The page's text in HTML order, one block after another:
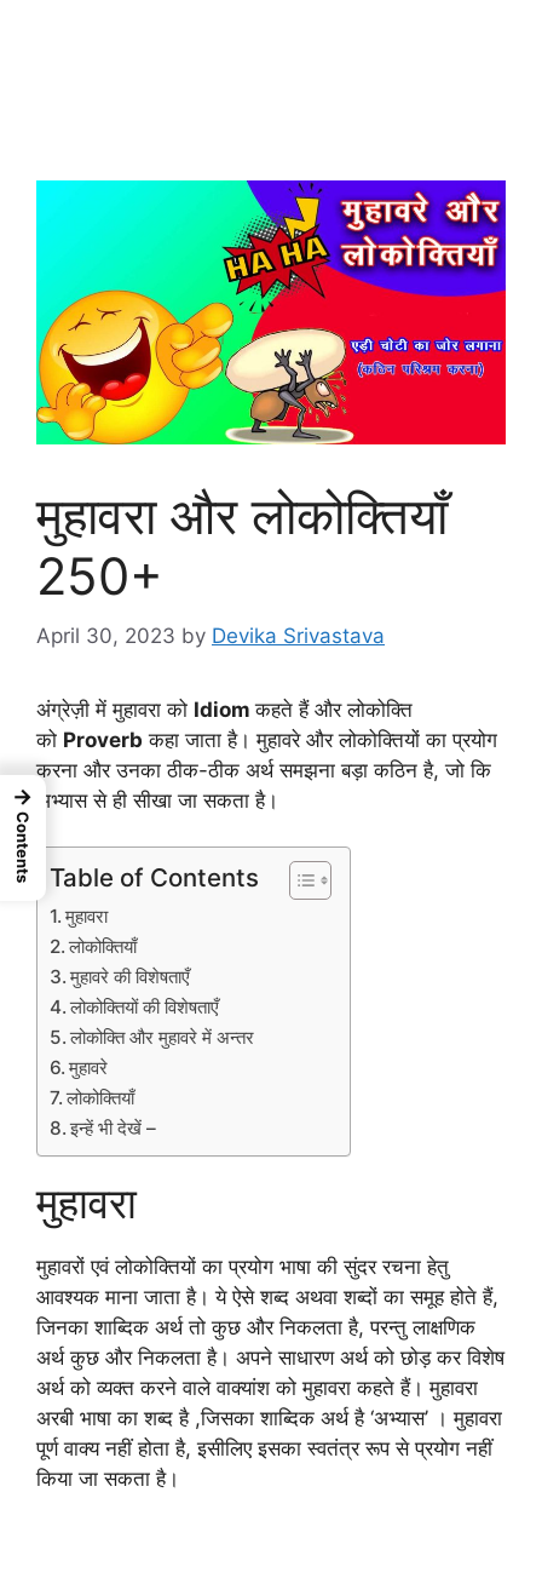
मुहावरा और लोकोक्तियाँ
250+
April 30, 2023 by Devika Srivastava
अंग्रेज़ी में मुहावरा को Idiomकहते हैं और लोकोक्ति
को Proverb कहा जाता है। मुहावरे और लोकोक्तियों का प्रयोग
करना और उनका ठीक-ठीक अर्थ समझना बड़ा कठिन है, जो कि
अभ्यास से ही सीखा जा सकता है।
Table of Contents
मुहावरा
लोकोक्तियाँ
मुहावरे की विशेषताएँ
लोकोक्तियों की विशेषताएँ
लोकोक्ति और मुहावरे में अन्तर
मुहावरे
लोकोक्तियाँ
इन्हें भी देखें –
मुहावरा
मुहावरों एवं लोकोक्तियों का प्रयोग भाषा की सुंदर रचना हेतु
आवश्यक माना जाता है। ये ऐसे शब्द अथवा शब्दों का समूह होते हैं,
जिनका शाब्दिक अर्थ तो कुछ और निकलता है, परन्तु लाक्षणिक
अर्थ कुछ और निकलता है। अपने साधारण अर्थ को छोड़ कर विशेष
अर्थ को व्यक्त करने वाले वाक्यांश को मुहावरा कहते हैं। मुहावरा
अरबी भाषा का शब्द है ,जिसका शाब्दिक अर्थ है ‘अभ्यास’ । मुहावरा
पूर्ण वाक्य नहीं होता है, इसीलिए इसका स्वतंत्र रूप से प्रयोग नहीं
किया जा सकता है।
→
Contents